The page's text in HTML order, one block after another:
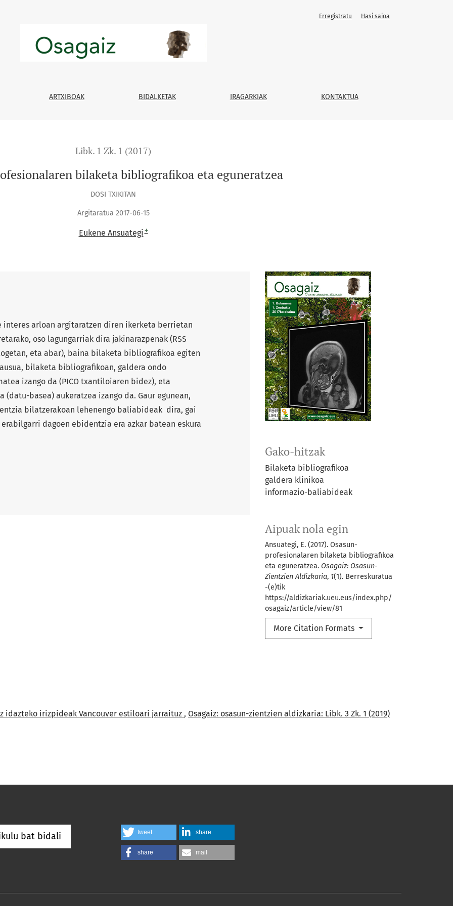
ARTXIBOAK BIDALKETAK IRAGARKIAK KONTAKTUA
Erregistratu Hasi saioa
Libk. 1 Zk. 1 (2017)
bilaketa bibliografikoa eta eguneratzea
DOSI TXIKITAN
Argitaratua 2017-06-15
Eukene Ansuategi +
Gako-hitzak
Bilaketa bibliografikoa
galdera klinikoa
informazio-baliabideak
Aipuak nola egin
Ansuategi, E. (2017). Osasun-
profesionalaren bilaketa bibliografikoa
eta eguneratzea. Osagaiz: Osasun-
Zientzien Aldizkaria, 1(1). Berreskuratua
-(e)tik
https://aldizkariak.ueu.eus/index.php/
osagaiz/article/view/81
More Citation Formats
interes arloan argitaratzen diren ikerketa berrietan
oso lagungarriak dira jakinarazpenak (RSS
eta abar), baina bilaketa bibliografikoa egiten
bilaketa bibliografikoan, galdera ondo
izango da (PICO txantiloiaren bidez), eta
basea) aukeratzea izango da. Gaur egunean,
bilatzerakoan lehenengo baliabideak dira, gai
dagoen ebidentzia era azkar batean eskura
idazteko irizpideak Vancouver estiloari jarraituz , Osagaiz: osasun-zientzien aldizkaria: Libk. 3 Zk. 1 (2019)
bat bidali tweet share
share mail